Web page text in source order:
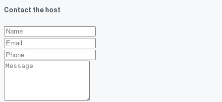
Contact the host